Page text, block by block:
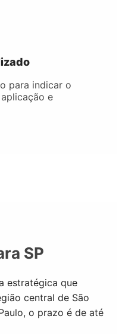
para indicar o
e
SP
estratégica que
central de São
o prazo é de até